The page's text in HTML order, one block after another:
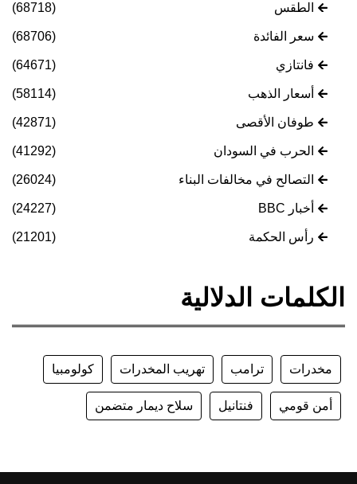
الطقس (68718)
سعر الفائدة (68706)
فانتازي (64671)
أسعار الذهب (58114)
طوفان الأقصى (42871)
الحرب في السودان (41292)
التصالح في مخالفات البناء (26024)
أخبار BBC (24227)
رأس الحكمة (21201)
الكلمات الدلالية
مخدرات ترامب تهريب المخدرات كولومبيا
أمن قومي فنتانيل سلاح ديمار متضمن